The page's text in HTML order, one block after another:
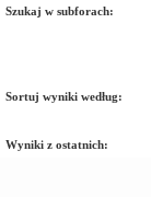
Szukaj w subforach:
Sortuj wyniki według:
Wyniki z ostatnich: